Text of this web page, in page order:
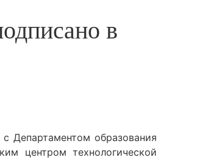
в
Департаментом образования
центром технологической